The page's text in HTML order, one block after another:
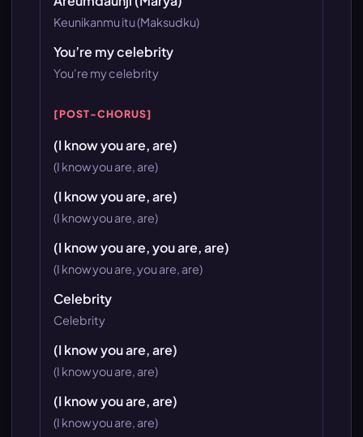
Keunikanmu itu (Maksudku)
You’re my celebrity
You're my celebrity
[POST-CHORUS]
(I know you are, are)
(I know you are, are)
(I know you are, are)
(I know you are, are)
(I know you are, you are, are)
(I know you are, you are, are)
Celebrity
Celebrity
(I know you are, are)
(I know you are, are)
(I know you are, are)
(I know you are, are)